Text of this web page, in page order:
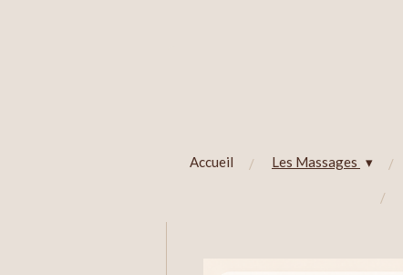
Accueil Les Massages